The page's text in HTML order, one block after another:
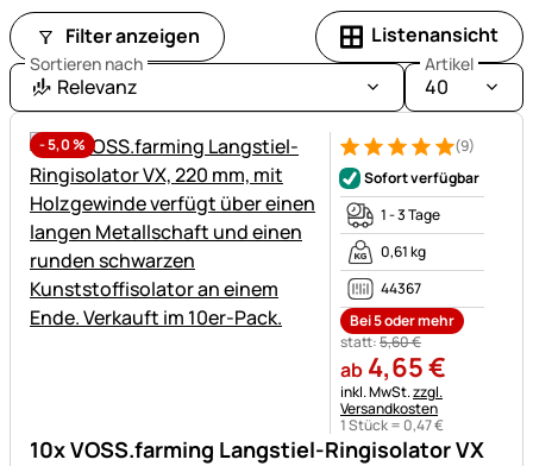
Filter anzeigen Listenansicht
Sortieren nach
Relevanz
Artikel
40
-5,0%
10x VOSS.farming Langstiel-Ringisolator VX
Bewertung: 5 von 5 (9
9 Bewertungen
(9)
Sofort verfügbar
1 - 3 Tage
0,61 kg
44367
Bei 5 oder mehr
statt:5,60€
ab 4,65€
Steuerhinweis:
inkl. MwSt.zzgl.
Versandkosten
1 Stück = 0,47€